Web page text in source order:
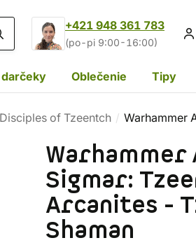
+421 948 361 783
(po-pi 9:00-16:00)
Oblečenie Tipy
Disciples of Tzeentch Warhammer
Warhammer
Sigmar:
Arcanites -
Shaman